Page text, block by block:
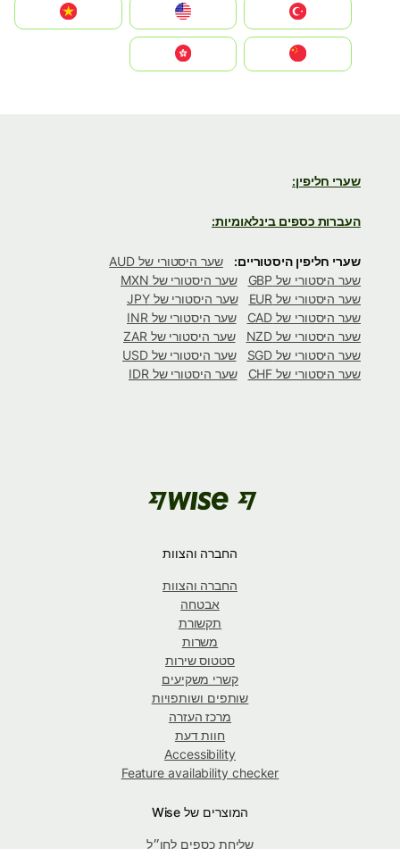
United States
Vietnam
שערי חליפין:
העברות כספים בינלאומיות:
שערי חליפין היסטוריים:
שער היסטורי של AUD
שער היסטורי של GBP
שער היסטורי של MXN
שער היסטורי של EUR
שער היסטורי של JPY
שער היסטורי של CAD
שער היסטורי של INR
שער היסטורי של NZD
שער היסטורי של ZAR
שער היסטורי של SGD
שער היסטורי של USD
שער היסטורי של CHF
שער היסטורי של IDR
החברה והצוות
החברה והצוות
אבטחה
תקשורת
משרות
סטטוס שירות
קשרי משקיעים
שותפים ושותפויות
מרכז העזרה
חוות דעת
Accessibility
Feature availability checker
המוצרים של Wise
שליחת כספים לחו״ל